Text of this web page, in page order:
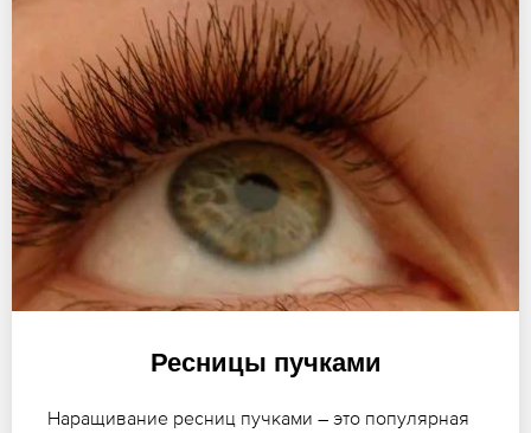
Ресницы пучками
Наращивание ресниц пучками – это популярная